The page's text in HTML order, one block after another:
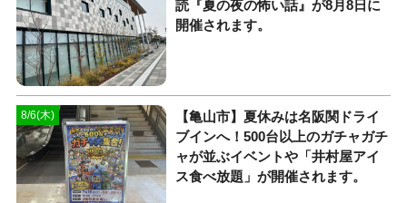
読『夏の夜の怖い話』が8月8日に
開催されます。
8/6(木)
【亀山市】夏休みは名阪関ドライ
ブインへ！500台以上のガチャガチ
ャが並ぶイベントや「井村屋アイ
ス食べ放題」が開催されます。